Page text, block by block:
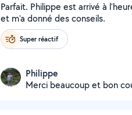
Parfait. Philippe est arrivé à
et m'a donné des conseils.
Super réactif
Philippe
Merci beaucoup et bon